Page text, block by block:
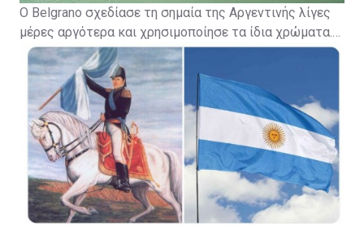
Ο Belgrano σχεδίασε τη σημαία της Αργεντινής λίγες
μέρες αργότερα και χρησιμοποίησε τα ίδια χρώματα.
Μετά από μερικές ατυχίες, αλλαγές κυβέρνησης,
μάχες και χρόνια αργότερα, το σχέδιο του Belgrano
υιοθετήθηκε ως η επίσημη σημαία της ανεξάρτητης
Αργεντινής, το 1816. Ο ήλιος προστέθηκε το 1818.